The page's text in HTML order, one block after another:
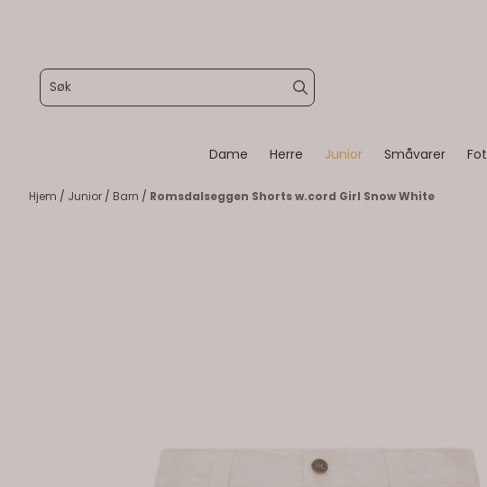
Dame Herre Junior Småvarer
Hjem / Junior / Barn / Romsdalseggen Shorts w.cord Girl Snow White